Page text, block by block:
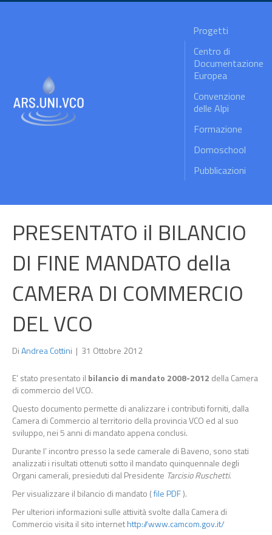
Progetti
Centro di
Documentazione
Europea
Convenzione
delle Alpi
Formazione
Domoschool
Pubblicazioni
PRESENTATO il BILANCIO
DI FINE MANDATO della
CAMERA DI COMMERCIO
DEL VCO
DiAndrea Cottini | 31 Ottobre 2012
E’ stato presentato il bilancio di mandato 2008-2012 della Camera
di commercio del VCO.
Questo documento permette di analizzare i contributi forniti, dalla
Camera di Commercio al territorio della provincia VCO ed al suo
sviluppo, nei 5 anni di mandato appena conclusi.
Durante l’ incontro presso la sede camerale di Baveno, sono stati
analizzati i risultati ottenuti sotto il mandato quinquennale degli
Organi camerali, presieduti dal Presidente Tarcisio Ruschetti.
Per visualizzare il bilancio di mandato (file PDF).
Per ulteriori informazioni sulle attività svolte dalla Camera di
Commercio visita il sito internethttp://www.camcom.gov.it/